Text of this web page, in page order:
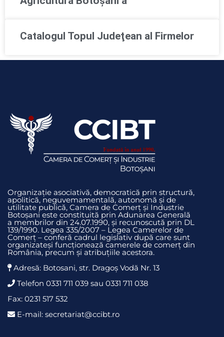
Catalogul Topul Judeţean al Firmelor
Organizație asociativă, democratică prin structură,
apolitică, neguvemamentală, autonomă și de
utilitate publică, Camera de Comerț și Industrie
Botoșani este constituită prin Adunarea Generală
a membrilor din 24.07.1990, și recunoscută prin DL
139/1990. Legea 335/2007 – Legea Camerelor de
Comerț – conferă cadrul legislativ după care sunt
organizateși funcționează camerele de comerț din
România, precum și atribuțiile acestora.
Adresă: Botosani, str. Dragoş Vodă Nr. 13
Telefon 0331 711 039 sau 0331 711 038
Fax: 0231 517 532
E-mail: secretariat@ccibt.ro